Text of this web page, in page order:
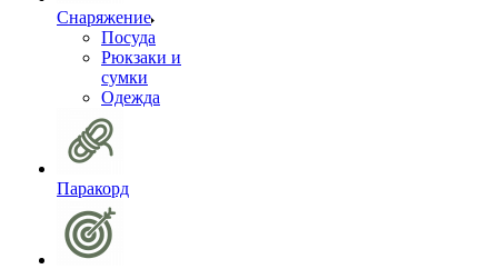
Снаряжение
Посуда
Рюкзаки и
сумки
Одежда
Паракорд